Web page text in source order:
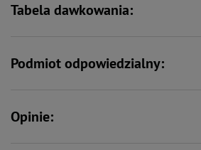
Tabela dawkowania:
Podmiot odpowiedzialny:
Opinie: